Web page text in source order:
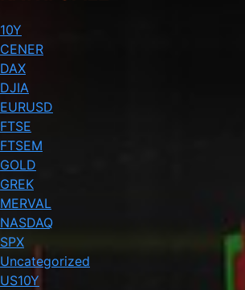
10Y
CENER
DAX
DJIA
EURUSD
FTSE
FTSEM
GOLD
GREK
MERVAL
NASDAQ
SPX
Uncategorized
US10Y